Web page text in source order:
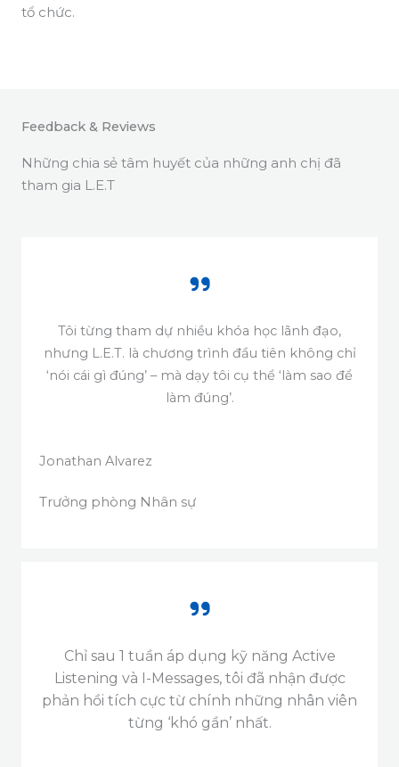
tổ chức.
Feedback & Reviews​
Những chia sẻ tâm huyết của những anh chị đã
tham gia L.E.T
Tôi từng tham dự nhiều khóa học lãnh đạo,
nhưng L.E.T. là chương trình đầu tiên không chỉ
‘nói cái gì đúng’ – mà dạy tôi cụ thể ‘làm sao để
làm đúng’.
Jonathan Alvarez​
Trưởng phòng Nhân sự
Chỉ sau 1 tuần áp dụng kỹ năng Active
Listening và I-Messages, tôi đã nhận được
phản hồi tích cực từ chính những nhân viên
từng ‘khó gần’ nhất.